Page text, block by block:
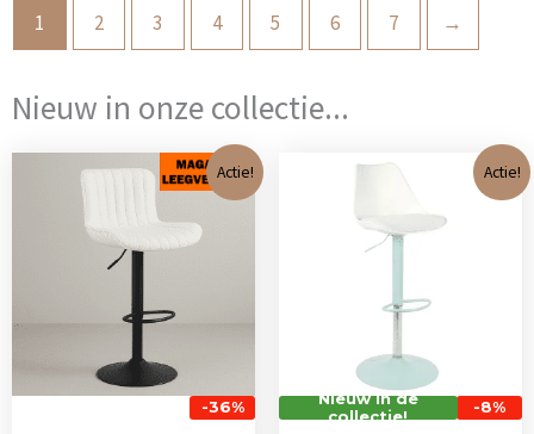
1 2 3 4 5 6 7 →
Nieuw in onze collectie...
Actie!
-36%
Oorspronkelijke
prijs
was:
€ 101,00.
Huidige
prijs
is:
Actie!
-8%
Nieuw in de
collectie!
€ 71,00.
prijs